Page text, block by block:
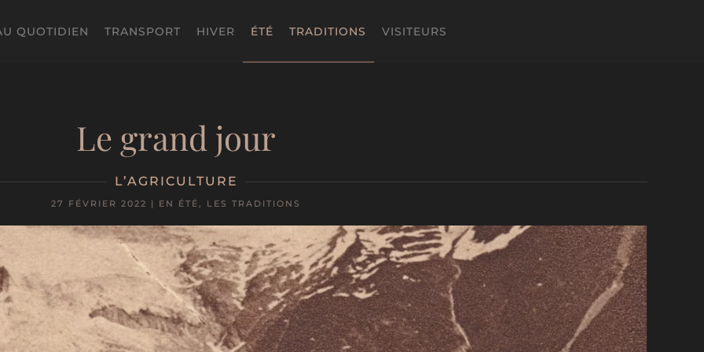
QUOTIDIEN TRANSPORT HIVER ÉTÉ TRADITIONS VISITEURS
Le grand jour
L’AGRICULTURE
27 FÉVRIER 2022 | EN ÉTÉ, LES TRADITIONS